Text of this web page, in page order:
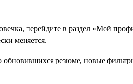
перейдите в раздел «Мой
меняется.